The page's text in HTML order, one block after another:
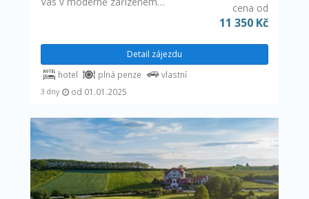
cena od
11 350 Kč
Detail zájezdu
hotel plná penze
vlastní
od 01.01.2025
3 dny